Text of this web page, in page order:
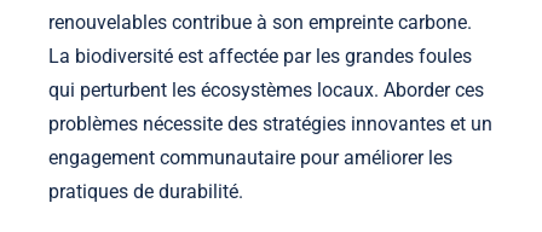
renouvelables contribue à son empreinte carbone.
La biodiversité est affectée par les grandes foules
qui perturbent les écosystèmes locaux. Aborder ces
problèmes nécessite des stratégies innovantes et un
engagement communautaire pour améliorer les
pratiques de durabilité.